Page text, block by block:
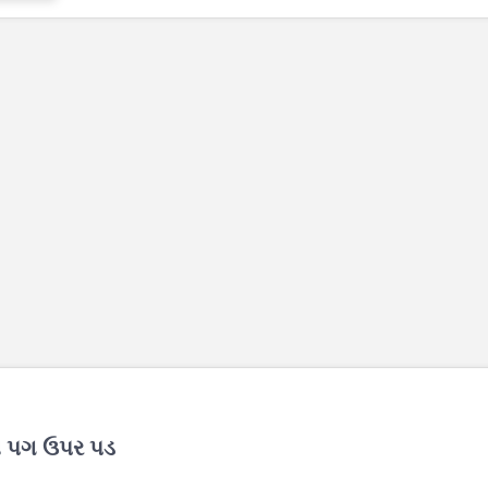
પગ ઉપર પડ